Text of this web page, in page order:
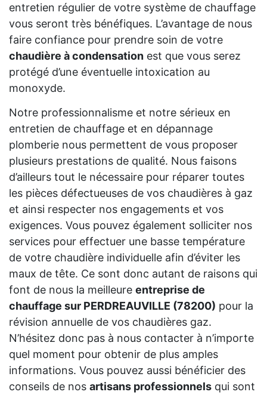
entretien régulier de votre système de chauffage
vous seront très bénéfiques. L’avantage de nous
faire confiance pour prendre soin de votre
chaudière à condensation est que vous serez
protégé d’une éventuelle intoxication au
monoxyde.
Notre professionnalisme et notre sérieux en
entretien de chauffage et en dépannage
plomberie nous permettent de vous proposer
plusieurs prestations de qualité. Nous faisons
d’ailleurs tout le nécessaire pour réparer toutes
les pièces défectueuses de vos chaudières à gaz
et ainsi respecter nos engagements et vos
exigences. Vous pouvez également solliciter nos
services pour effectuer une basse température
de votre chaudière individuelle afin d’éviter les
maux de tête. Ce sont donc autant de raisons qui
font de nous la meilleure entreprise de
chauffage sur PERDREAUVILLE (78200) pour la
révision annuelle de vos chaudières gaz.
N’hésitez donc pas à nous contacter à n’importe
quel moment pour obtenir de plus amples
informations. Vous pouvez aussi bénéficier des
conseils de nos artisans professionnels qui sont